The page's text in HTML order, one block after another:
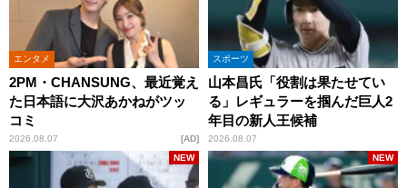
エンタメ
2PM・CHANSUNG、最近覚え
た日本語に大沢あかねがツッ
コミ
2026.08.07 AD
スポーツ
山本昌氏「役割は果たせてい
る」レギュラーを掴んだ巨人2
年目の新人王候補
2026.08.07
NEW NEW